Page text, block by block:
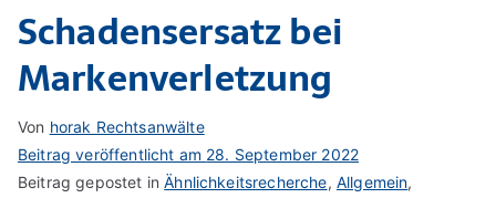
Schadensersatz bei
Markenverletzung
Von horak Rechtsanwälte
Beitrag veröffentlicht am 28. September 2022
Beitrag gepostet inÄhnlichkeitsrecherche, Allgemein,